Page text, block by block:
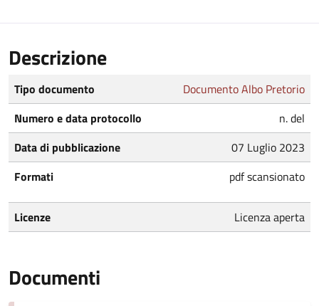
Descrizione
Tipo documento
Documento Albo Pretorio
Numero e data protocollo
n. del
Data di pubblicazione
07 Luglio 2023
Formati
pdf scansionato
Licenze Licenza aperta
Documenti